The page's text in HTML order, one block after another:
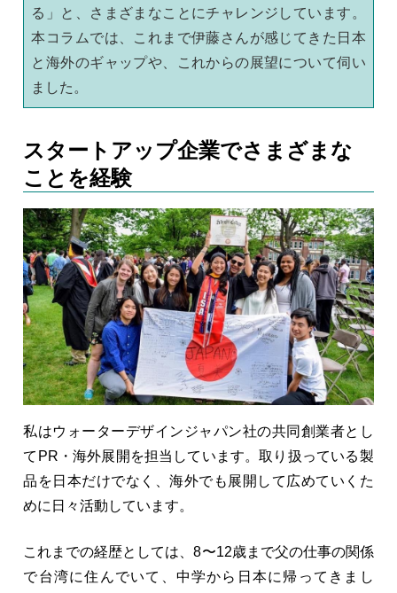
る」と、さまざまなことにチャレンジしています。
本コラムでは、これまで伊藤さんが感じてきた日本
と海外のギャップや、これからの展望について伺い
ました。
スタートアップ企業でさまざまな
ことを経験
私はウォーターデザインジャパン社の共同創業者とし
てPR・海外展開を担当しています。取り扱っている製
品を日本だけでなく、海外でも展開して広めていくた
めに日々活動しています。
これまでの経歴としては、8〜12歳まで父の仕事の関係
で台湾に住んでいて、中学から日本に帰ってきまし